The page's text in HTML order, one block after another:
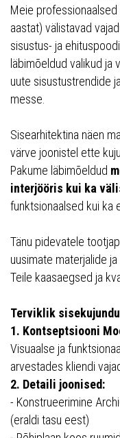
Meie
aastat) välistavad
sisustus- ja
läbimõeldud valikud ja
uute sisustustrendide
messe.
Sisearhitektina näen
värve joonistel ette
Pakume läbimõeldud
interjööris kui ka
funktsionaalsed kui ka
Tänu pidevatele
uusimate materjalide
Teile kaasaegsed ja
Terviklik
1. Kontseptsiooni
Visuaalse ja
arvestades kliendi
2. Detaili joonised:
- Konstrueerimine
(eraldi tasu eest)